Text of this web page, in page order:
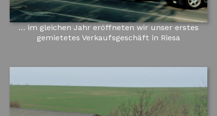
… im gleichen Jahr eröffneten wir unser erstes
gemietetes Verkaufsgeschäft in Riesa